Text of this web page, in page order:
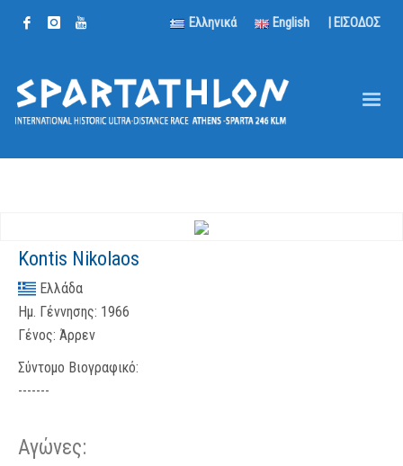
Ελληνικά English | ΕΙΣΟΔΟΣ
Kontis Nikolaos
Ελλάδα
Ημ. Γέννησης: 1966
Γένος: Άρρεν
Σύντομο Βιογραφικό:
-------
Αγώνες: